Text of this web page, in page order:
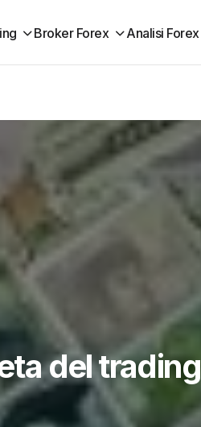
Broker Forex Analisi Forex
del trading